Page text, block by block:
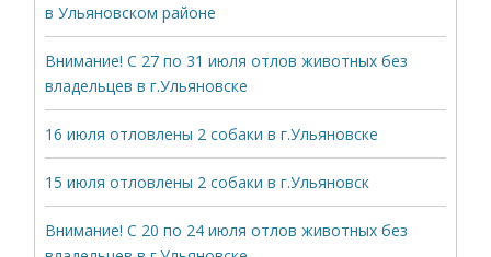
в Ульяновском районе
Внимание! С 27 по 31 июля отлов животных без
владельцев в г.Ульяновске
16 июля отловлены 2 собаки в г.Ульяновске
15 июля отловлены 2 собаки в г.Ульяновск
Внимание! С 20 по 24 июля отлов животных без